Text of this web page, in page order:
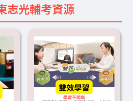
志光輔考資源